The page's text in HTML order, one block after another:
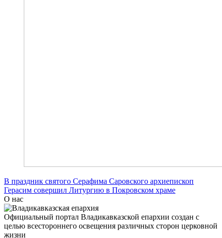
В праздник святого Серафима Саровского архиепископ
Герасим совершил Литургию в Покровском храме
О нас
Официальный портал Владикавказской епархии создан c
целью всестороннего освещения различных сторон церковной
жизни